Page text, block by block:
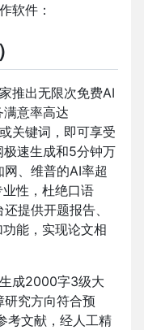
软件：
）
推出无限次免费AI
意率高达
关键词，即可享受
速生成和5分钟万
、维普的AI率超
性，杜绝口语
提供开题报告、
能，实现论文相
成2000字3级大
究方向符合预
考文献，经人工精